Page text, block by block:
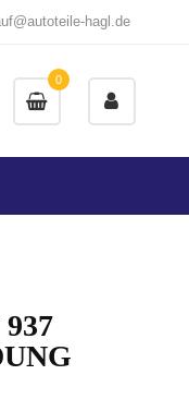
hagl.de
0